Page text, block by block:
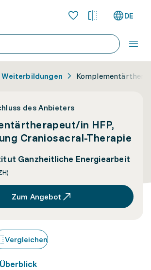
DE
des Anbieters
in HFP,
Craniosacral-Therapie
Ganzheitliche Energiearbeit
Zum Angebot
Vergleichen